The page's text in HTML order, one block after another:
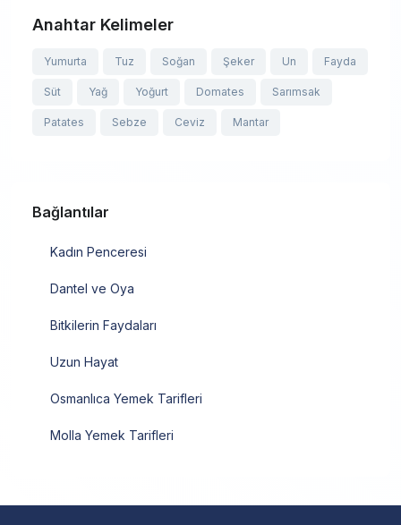
Anahtar Kelimeler
Yumurta Tuz Soğan Şeker Un Fayda
Süt Yağ Yoğurt Domates Sarımsak
Patates Sebze Ceviz Mantar
Bağlantılar
Kadın Penceresi
Dantel ve Oya
Bitkilerin Faydaları
Uzun Hayat
Osmanlıca Yemek Tarifleri
Molla Yemek Tarifleri